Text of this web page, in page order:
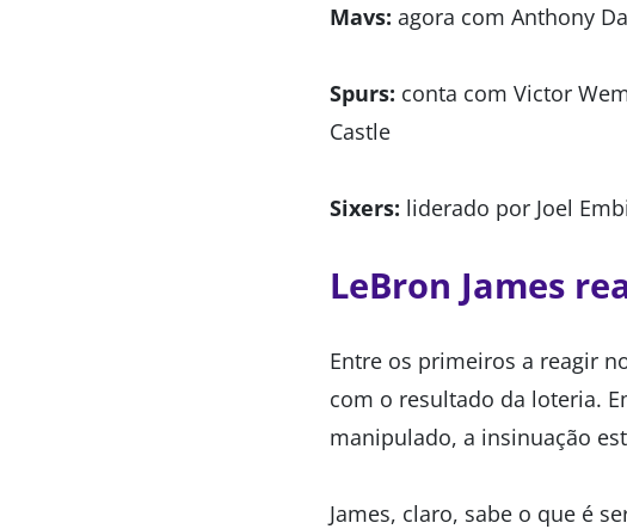
Mavs: agora com Anthony
Spurs: conta com Victor
Castle
Sixers: liderado por Joel
LeBron James
Entre os primeiros a reagir
com o resultado da loteria.
manipulado, a insinuação
James, claro, sabe o que é